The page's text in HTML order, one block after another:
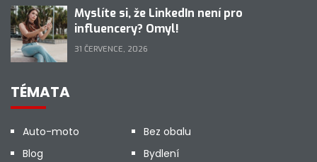
Myslíte si, že LinkedIn není pro
influencery? Omyl!
31 ČERVENCE, 2026
TÉMATA
Auto-moto
Bez obalu
Blog
Bydlení